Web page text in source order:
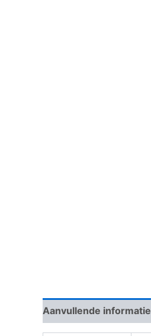
Aanvullende informatie